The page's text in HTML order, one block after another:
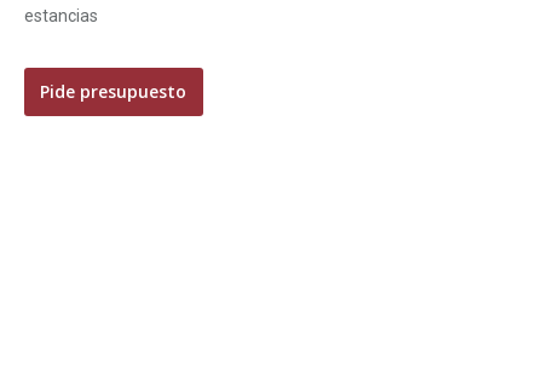
estancias
Pide presupuesto